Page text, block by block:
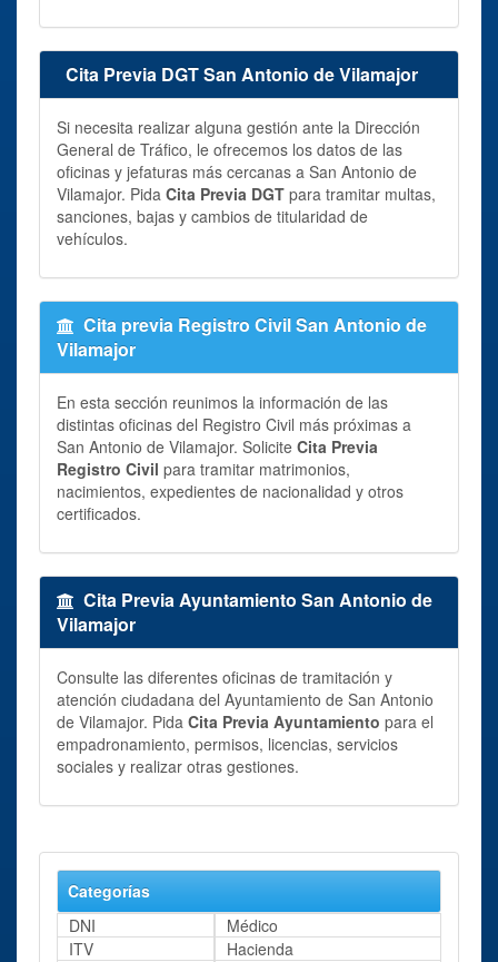
Cita Previa DGT San Antonio de Vilamajor
Si necesita realizar alguna gestión ante la Dirección
General de Tráfico, le ofrecemos los datos de las
oficinas y jefaturas más cercanas a San Antonio de
Vilamajor. Pida Cita Previa DGT para tramitar multas,
sanciones, bajas y cambios de titularidad de
vehículos.
Cita previa Registro Civil San Antonio de
Vilamajor
En esta sección reunimos la información de las
distintas oficinas del Registro Civil más próximas a
San Antonio de Vilamajor. Solicite Cita Previa
Registro Civil para tramitar matrimonios,
nacimientos, expedientes de nacionalidad y otros
certificados.
Cita Previa Ayuntamiento San Antonio de
Vilamajor
Consulte las diferentes oficinas de tramitación y
atención ciudadana del Ayuntamiento de San Antonio
de Vilamajor. Pida Cita Previa Ayuntamiento para el
empadronamiento, permisos, licencias, servicios
sociales y realizar otras gestiones.
Categorías
DNI
Médico
ITV
Hacienda